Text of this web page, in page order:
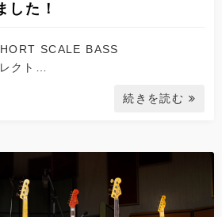
した！
SCALE BASS
クト…
続きを読む